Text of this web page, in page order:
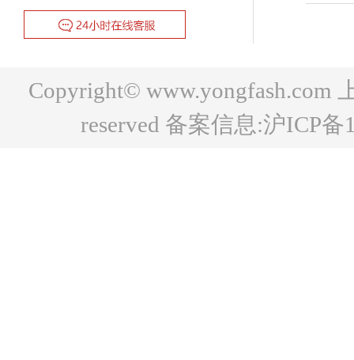
Copyright© www.yongfash.com
reserved 备案信息:沪ICP备